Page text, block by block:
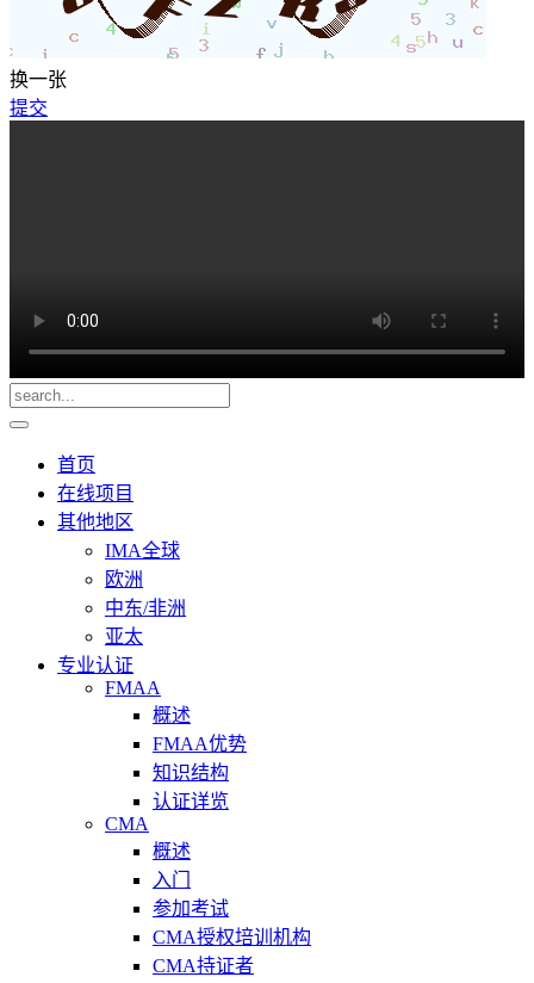
换一张
提交
首页
在线项目
其他地区
IMA全球
欧洲
中东/非洲
亚太
专业认证
FMAA
概述
FMAA优势
知识结构
认证详览
CMA
概述
入门
参加考试
CMA授权培训机构
CMA持证者